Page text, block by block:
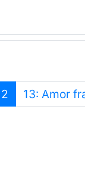
13: Amor